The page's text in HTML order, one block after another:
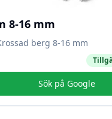
8-16 mm
berg 8-16 mm
Sök på Google